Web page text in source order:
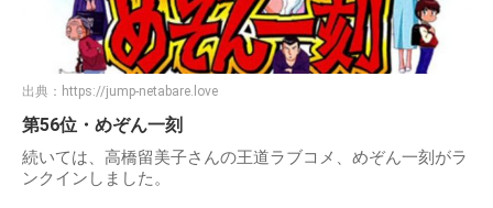
出典： https://jump-netabare.love
第56位・めぞん一刻
続いては、高橋留美子さんの王道ラブコメ、めぞん一刻がラ
ンクインしました。